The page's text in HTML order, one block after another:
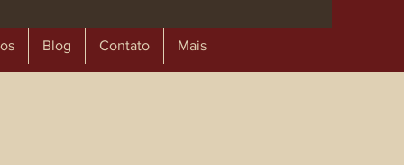
Blog Contato Mais